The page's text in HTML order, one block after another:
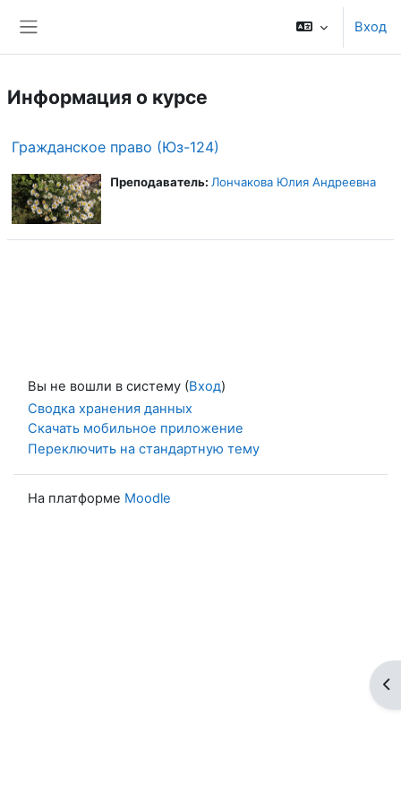
Вход
Информация о курсе
Гражданское право (Юз-124)
Преподаватель: Лончакова Юлия Андреевна
Вы не вошли в систему (Вход)
Сводка хранения данных
Скачать мобильное приложение
Переключить на стандартную тему
На платформе Moodle